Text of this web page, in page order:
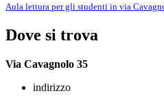
Aula lettura per gli studenti in via
Dove si trova
Via Cavagnolo 35
indirizzo